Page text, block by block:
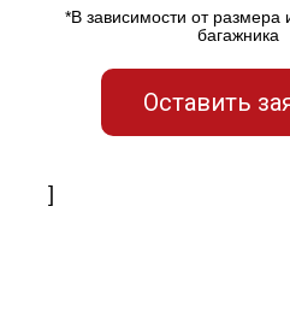
*В зависимости от размера
багажника
Оставить
]